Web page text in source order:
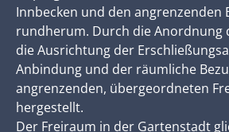
Innbecken und den angrenzenden
rundherum. Durch die Anordnung
die Ausrichtung der
Anbindung und der räumliche
angrenzenden, übergeordneten
hergestellt.
Der Freiraum in der Gartenstadt